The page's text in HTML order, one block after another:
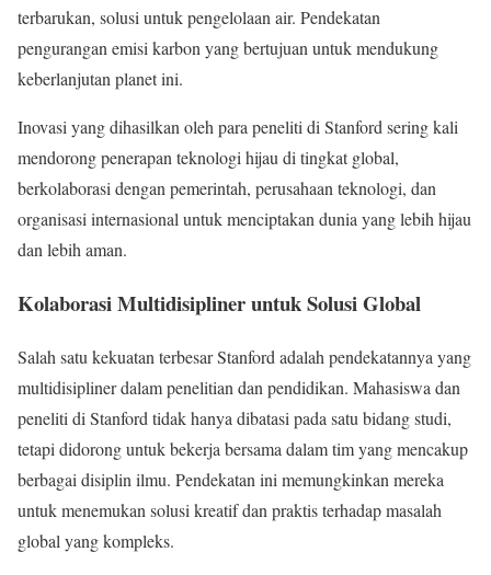
terbarukan, solusi untuk pengelolaan air. Pendekatan
pengurangan emisi karbon yang bertujuan untuk mendukung
keberlanjutan planet ini.
Inovasi yang dihasilkan oleh para peneliti di Stanford sering kali
mendorong penerapan teknologi hijau di tingkat global,
berkolaborasi dengan pemerintah, perusahaan teknologi, dan
organisasi internasional untuk menciptakan dunia yang lebih hijau
dan lebih aman.
Kolaborasi Multidisipliner untuk Solusi Global
Salah satu kekuatan terbesar Stanford adalah pendekatannya yang
multidisipliner dalam penelitian dan pendidikan. Mahasiswa dan
peneliti di Stanford tidak hanya dibatasi pada satu bidang studi,
tetapi didorong untuk bekerja bersama dalam tim yang mencakup
berbagai disiplin ilmu. Pendekatan ini memungkinkan mereka
untuk menemukan solusi kreatif dan praktis terhadap masalah
global yang kompleks.